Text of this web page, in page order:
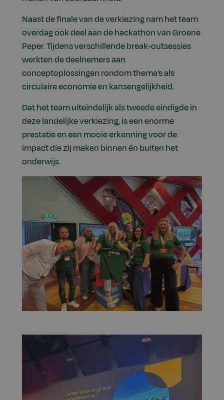
Naast de finale van de verkiezing nam het team
overdag ook deel aan de hackathon van Groene
Peper. Tijdens verschillende break-outsessies
werkten de deelnemers aan
conceptoplossingen rondom thema’s als
circulaire economie en kansengelijkheid.
Dat het team uiteindelijk als tweede eindigde in
deze landelijke verkiezing, is een enorme
prestatie en een mooie erkenning voor de
impact die zij maken binnen én buiten het
onderwijs.